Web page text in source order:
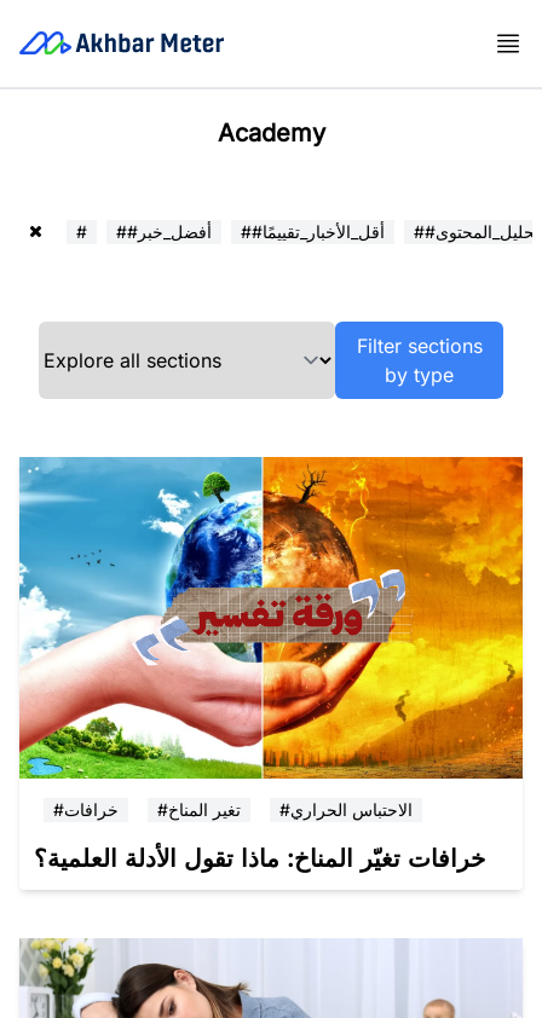
Academy
# ##أفضل_خبر ##أقل_الأخبار_تقييمًا ##تحليل_المحتوى
Filter sections
by type
#خرافات #تغير المناخ #الاحتباس الحراري
خرافات تغيّر المناخ: ماذا تقول الأدلة العلمية؟